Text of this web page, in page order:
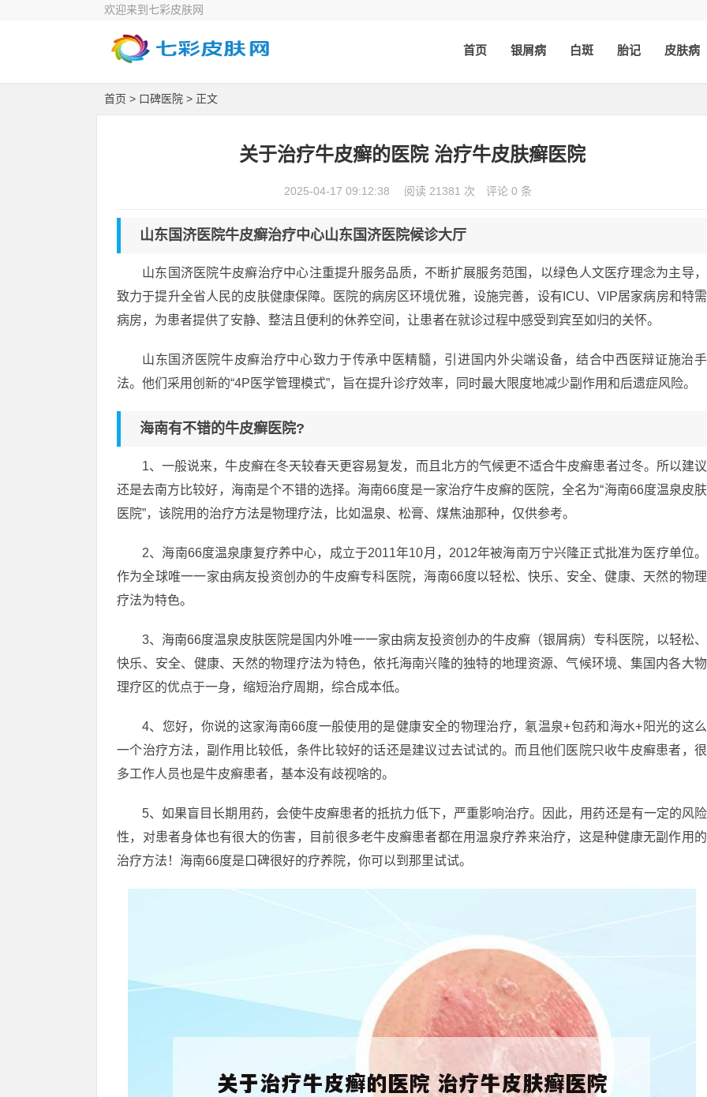
欢迎来到七彩皮肤网
首页 银屑病 白斑 胎记 皮肤病
首页 > 口碑医院 > 正文
关于治疗牛皮癣的医院 治疗牛皮肤癣医院
2025-04-17 09:12:38 阅读 21381 次 评论 0 条
山东国济医院牛皮癣治疗中心山东国济医院候诊大厅
山东国济医院牛皮癣治疗中心注重提升服务品质，不断扩展服务范围，以绿色人文医疗理念为主导，
致力于提升全省人民的皮肤健康保障。医院的病房区环境优雅，设施完善，设有ICU、VIP居家病房和特需
病房，为患者提供了安静、整洁且便利的休养空间，让患者在就诊过程中感受到宾至如归的关怀。
山东国济医院牛皮癣治疗中心致力于传承中医精髓，引进国内外尖端设备，结合中西医辩证施治手
法。他们采用创新的“4P医学管理模式”，旨在提升诊疗效率，同时最大限度地减少副作用和后遗症风险。
海南有不错的牛皮癣医院?
1、一般说来，牛皮癣在冬天较春天更容易复发，而且北方的气候更不适合牛皮癣患者过冬。所以建议
还是去南方比较好，海南是个不错的选择。海南66度是一家治疗牛皮癣的医院，全名为“海南66度温泉皮肤
医院”，该院用的治疗方法是物理疗法，比如温泉、松膏、煤焦油那种，仅供参考。
2、海南66度温泉康复疗养中心，成立于2011年10月，2012年被海南万宁兴隆正式批准为医疗单位。
作为全球唯一一家由病友投资创办的牛皮癣专科医院，海南66度以轻松、快乐、安全、健康、天然的物理
疗法为特色。
3、海南66度温泉皮肤医院是国内外唯一一家由病友投资创办的牛皮癣（银屑病）专科医院，以轻松、
快乐、安全、健康、天然的物理疗法为特色，依托海南兴隆的独特的地理资源、气候环境、集国内各大物
理疗区的优点于一身，缩短治疗周期，综合成本低。
4、您好，你说的这家海南66度一般使用的是健康安全的物理治疗，氡温泉+包药和海水+阳光的这么
一个治疗方法，副作用比较低，条件比较好的话还是建议过去试试的。而且他们医院只收牛皮癣患者，很
多工作人员也是牛皮癣患者，基本没有歧视啥的。
5、如果盲目长期用药，会使牛皮癣患者的抵抗力低下，严重影响治疗。因此，用药还是有一定的风险
性，对患者身体也有很大的伤害，目前很多老牛皮癣患者都在用温泉疗养来治疗，这是种健康无副作用的
治疗方法！海南66度是口碑很好的疗养院，你可以到那里试试。